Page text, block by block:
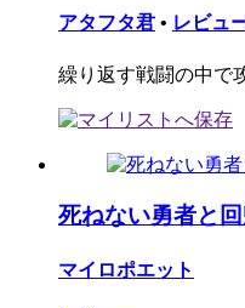
アタフタ君 • レビュ
繰り返す戦闘の中で
死ねない勇者と
マイロポエット